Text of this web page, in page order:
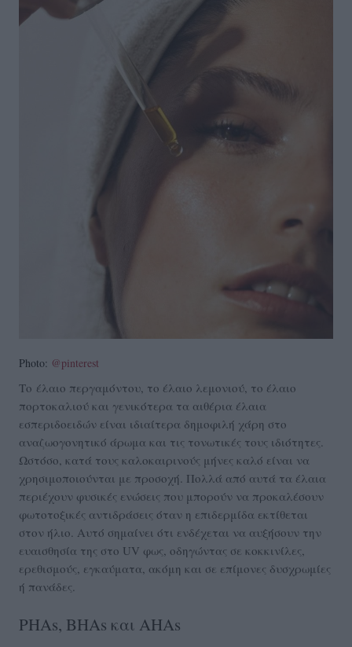
Photo: @pinterest
Το έλαιο περγαμόντου, το έλαιο λεμονιού, το έλαιο
πορτοκαλιού και γενικότερα τα αιθέρια έλαια
εσπεριδοειδών είναι ιδιαίτερα δημοφιλή χάρη στο
αναζωογονητικό άρωμα και τις τονωτικές τους ιδιότητες.
Ωστόσο, κατά τους καλοκαιρινούς μήνες καλό είναι να
χρησιμοποιούνται με προσοχή. Πολλά από αυτά τα έλαια
περιέχουν φυσικές ενώσεις που μπορούν να προκαλέσουν
φωτοτοξικές αντιδράσεις όταν η επιδερμίδα εκτίθεται
στον ήλιο. Αυτό σημαίνει ότι ενδέχεται να αυξήσουν την
ευαισθησία της στο UV φως, οδηγώντας σε κοκκινίλες,
ερεθισμούς, εγκαύματα, ακόμη και σε επίμονες δυσχρωμίες
ή πανάδες.
PHAs, BHAs και AHAs